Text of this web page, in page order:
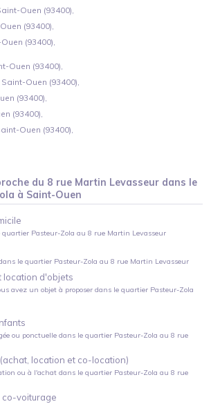
Ouen (93400),
(93400),
(93400),
Ouen (93400),
Ouen (93400),
(93400),
(93400),
Ouen (93400),
du 8 rue Martin Levasseur dans le
à Saint-Ouen
quartier Pasteur-Zola au 8 rue Martin Levasseur
le quartier Pasteur-Zola au 8 rue Martin Levasseur
location d'objets
avez un objet à proposer dans le quartier Pasteur-Zola
ou ponctuelle dans le quartier Pasteur-Zola au 8 rue
location et co-location)
ou à l'achat dans le quartier Pasteur-Zola au 8 rue
co-voiturage